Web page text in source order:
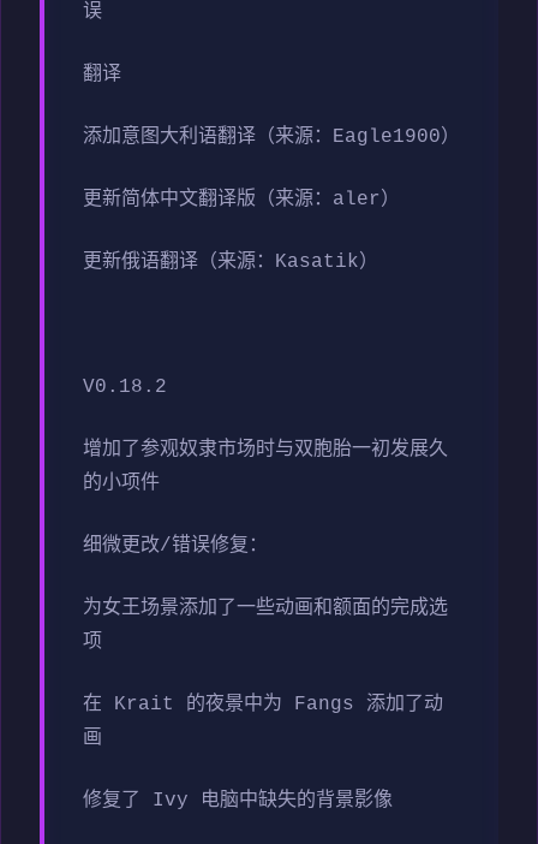
误
翻译
添加意图大利语翻译（来源：Eagle1900）
更新简体中文翻译版（来源：aler）
更新俄语翻译（来源：Kasatik）
V0.18.2
增加了参观奴隶市场时与双胞胎一初发展久
的小项件
细微更改/错误修复：
为女王场景添加了一些动画和额面的完成选
项
在 Krait 的夜景中为 Fangs 添加了动
画
修复了 Ivy 电脑中缺失的背景影像